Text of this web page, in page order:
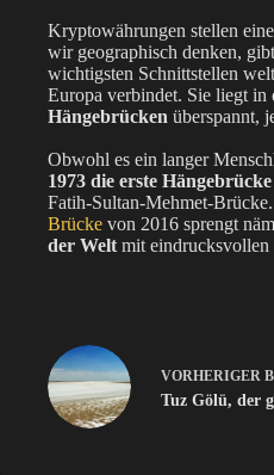
Kryptowährungen stellen
wir geographisch denken,
wichtigsten Schnittstellen
Europa verbindet. Sie liegt in
Hängebrücken überspannt,
Obwohl es ein langer
1973 die erste Hängebrücke
Fatih-Sultan-Mehmet-
Brücke von 2016 sprengt
der Welt mit
VORHERIGER
Tuz Gölü, der